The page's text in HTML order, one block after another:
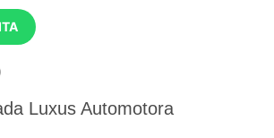
Luxus Automotora